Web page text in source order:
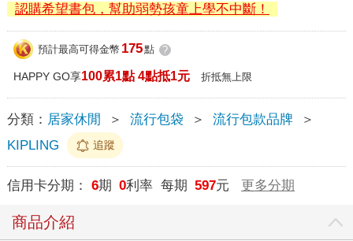
認購希望書包，幫助弱勢孩童上學不中斷！
預計最高可得金幣 175點 ?
HAPPY GO享100累1點 4點抵1元 折抵無上限
分類： 居家休閒 ＞ 流行包袋 ＞ 流行包款品牌
＞
KIPLING
追蹤
信用卡分期： 6期 0利率 每期 597元 更多分期
商品介紹